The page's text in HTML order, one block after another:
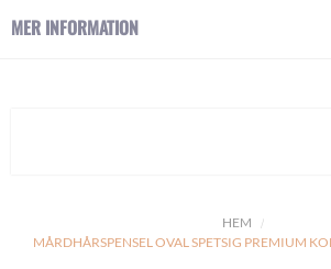
HEM
MÅRDHÅRSPENSEL OVAL SPETSIG PREMIUM
MER INFORMATION